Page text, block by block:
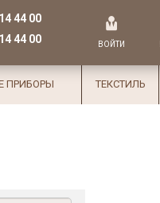
44 00
44 00
ВОЙТИ
ПРИБОРЫ ТЕКСТИЛЬ